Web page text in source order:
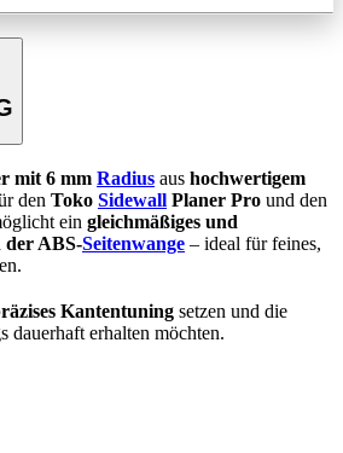
mit 6 mm Radius aus hochwertigem
den Toko Sidewall Planer Pro und den
ein gleichmäßiges und
der ABS-Seitenwange – ideal für feines,
Kantentuning setzen und die
dauerhaft erhalten möchten.